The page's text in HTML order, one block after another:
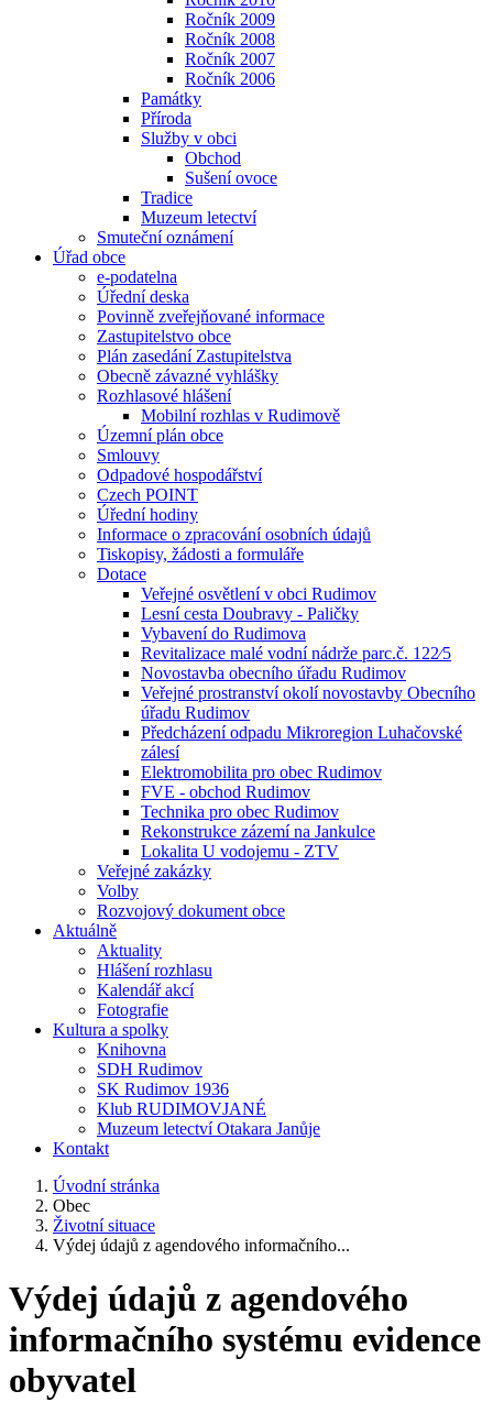
Ročník 2009
Ročník 2008
Ročník 2007
Ročník 2006
Památky
Příroda
Služby v obci
Obchod
Sušení ovoce
Tradice
Muzeum letectví
Smuteční oznámení
Úřad obce
e-podatelna
Úřední deska
Povinně zveřejňované informace
Zastupitelstvo obce
Plán zasedání Zastupitelstva
Obecně závazné vyhlášky
Rozhlasové hlášení
Mobilní rozhlas v Rudimově
Územní plán obce
Smlouvy
Odpadové hospodářství
Czech POINT
Úřední hodiny
Informace o zpracování osobních údajů
Tiskopisy, žádosti a formuláře
Dotace
Veřejné osvětlení v obci Rudimov
Lesní cesta Doubravy - Paličky
Vybavení do Rudimova
Revitalizace malé vodní nádrže parc.č. 122⁄5
Novostavba obecního úřadu Rudimov
Veřejné prostranství okolí novostavby Obecního
úřadu Rudimov
Předcházení odpadu Mikroregion Luhačovské
zálesí
Elektromobilita pro obec Rudimov
FVE - obchod Rudimov
Technika pro obec Rudimov
Rekonstrukce zázemí na Jankulce
Lokalita U vodojemu - ZTV
Veřejné zakázky
Volby
Rozvojový dokument obce
Aktuálně
Aktuality
Hlášení rozhlasu
Kalendář akcí
Fotografie
Kultura a spolky
Knihovna
SDH Rudimov
SK Rudimov 1936
Klub RUDIMOVJANÉ
Muzeum letectví Otakara Janůje
Kontakt
Úvodní stránka
Obec
Životní situace
Výdej údajů z agendového informačního...
Výdej údajů z agendového
informačního systému evidence
obyvatel